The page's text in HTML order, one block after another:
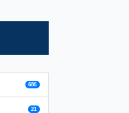
686
21